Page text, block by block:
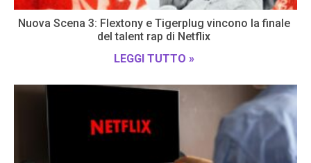
Nuova Scena 3: Flextony e Tigerplug vincono la finale
del talent rap di Netflix
LEGGI TUTTO »